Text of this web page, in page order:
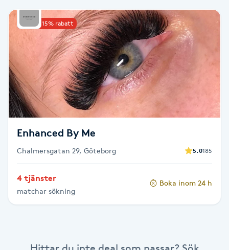
Babylights
Bambumassage
Barber
Barnklippning
BIAB
Blowout
Brynformning
Upp till 15% rabatt
Enhanced By Me
Chalmersgatan 29, Göteborg 5.0185
4 tjänster
matchar sökning
Boka inom 24 h